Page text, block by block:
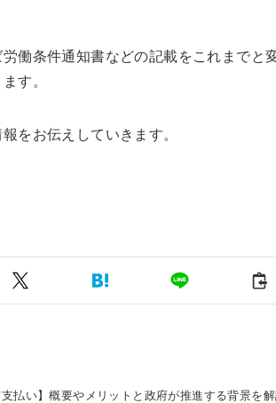
働条件通知書などの記載をこれまでと
す。
をお伝えしていきます。
支払い】概要やメリットと政府が推進する背景を